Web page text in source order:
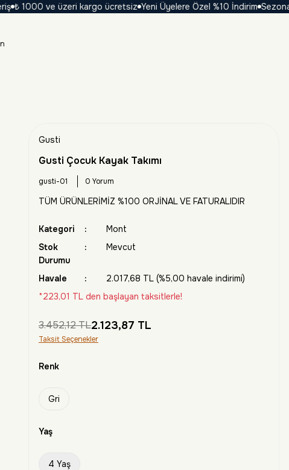
₺ 1000 ve üzeri kargo ücretsiz Yeni Üyelere Özel %10 İndirim Sezona
Gusti
Gusti Çocuk Kayak Takımı
gusti-01 0 Yorum
TÜM ÜRÜNLERİMİZ %100 ORJİNAL VE FATURALIDIR
Kategori
Mont
Stok
Durumu
Mevcut
Havale
2.017,68 TL (%5,00 havale indirimi)
*223,01 TL den başlayan taksitlerle!
3.452,12 TL2.123,87 TL
Taksit Seçenekler
Renk
Gri
Yaş
4 Yaş